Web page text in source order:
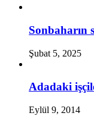
Sonbaharın
Şubat 5, 2025
Adadaki
Eylül 9, 2014